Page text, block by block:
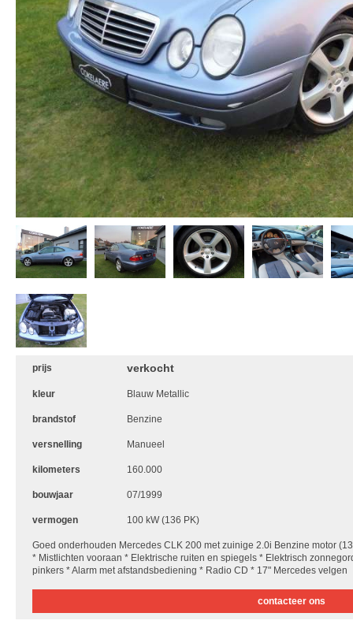
prijs verkocht
kleur Blauw Metallic
brandstof Benzine
versnelling Manueel
kilometers 160.000
bouwjaar 07/1999
vermogen 100 kW (136 PK)
Goed onderhouden Mercedes CLK 200 met zuinige 2.0i Benzine motor
* Mistlichten vooraan * Elektrische ruiten en spiegels * Elektrisch
pinkers * Alarm met afstandsbediening * Radio CD * 17" Mercedes velgen
contacteer ons